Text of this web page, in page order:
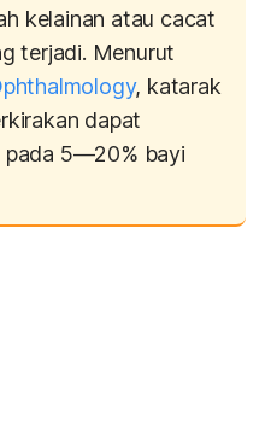
kelainan atau cacat
terjadi. Menurut
, katarak
dapat
pada 5—20% bayi